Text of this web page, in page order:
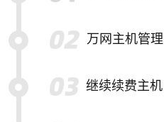
万网主机管理
继续续费主机